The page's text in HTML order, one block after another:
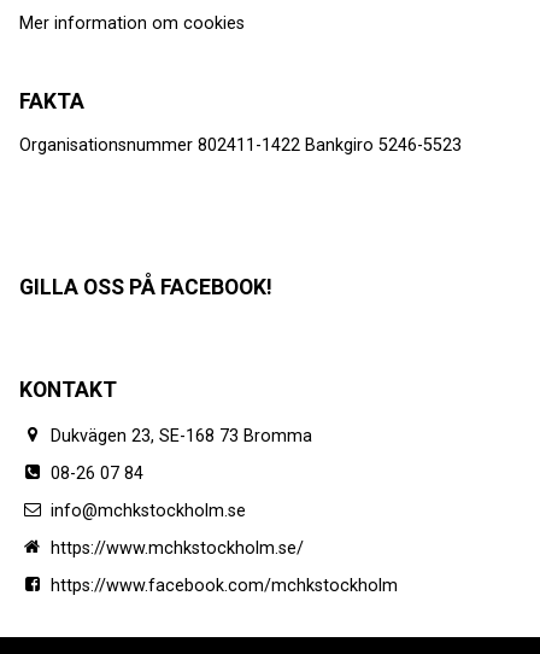
Mer information om cookies
FAKTA
Organisationsnummer 802411-1422 Bankgiro 5246-5523
GILLA OSS PÅ FACEBOOK!
KONTAKT
Dukvägen 23, SE-168 73 Bromma
08-26 07 84
info@mchkstockholm.se
https://www.mchkstockholm.se/
https://www.facebook.com/mchkstockholm